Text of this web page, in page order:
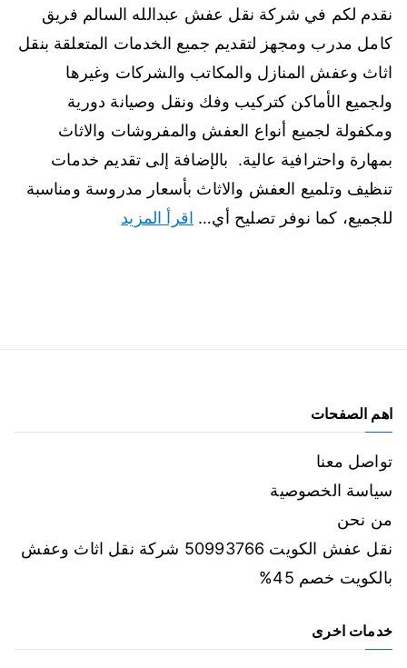
نقدم لكم في شركة نقل عفش عبدالله السالم فريق
كامل مدرب ومجهز لتقديم جميع الخدمات المتعلقة بنقل
اثاث وعفش المنازل والمكاتب والشركات وغيرها
ولجميع الأماكن كتركيب وفك ونقل وصيانة دورية
ومكفولة لجميع أنواع العفش والمفروشات والاثاث
بمهارة واحترافية عالية. بالإضافة إلى تقديم خدمات
تنظيف وتلميع العفش والاثاث بأسعار مدروسة ومناسبة
للجميع، كما نوفر تصليح أي… اقرأ المزيد
اهم الصفحات
تواصل معنا
سياسة الخصوصية
من نحن
نقل عفش الكويت 50993766 شركة نقل اثاث وعفش
بالكويت خصم 45%
خدمات اخرى